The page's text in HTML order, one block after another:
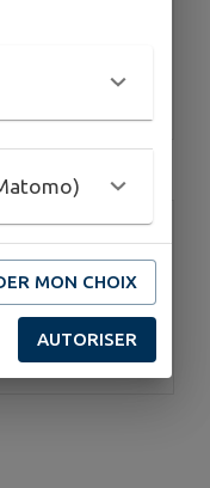
Camping
MON CHOIX
AUTORISER